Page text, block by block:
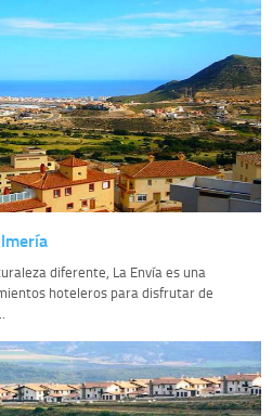
diferente, La Envía es una
hoteleros para disfrutar de